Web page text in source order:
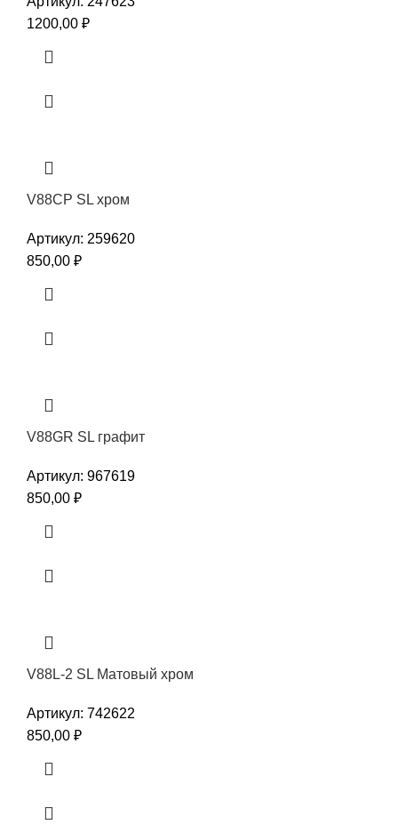
1200,00 ₽
V88CP SL хром
Артикул: 259620
850,00 ₽
V88GR SL графит
Артикул: 967619
850,00 ₽
V88L-2 SL Матовый хром
Артикул: 742622
850,00 ₽